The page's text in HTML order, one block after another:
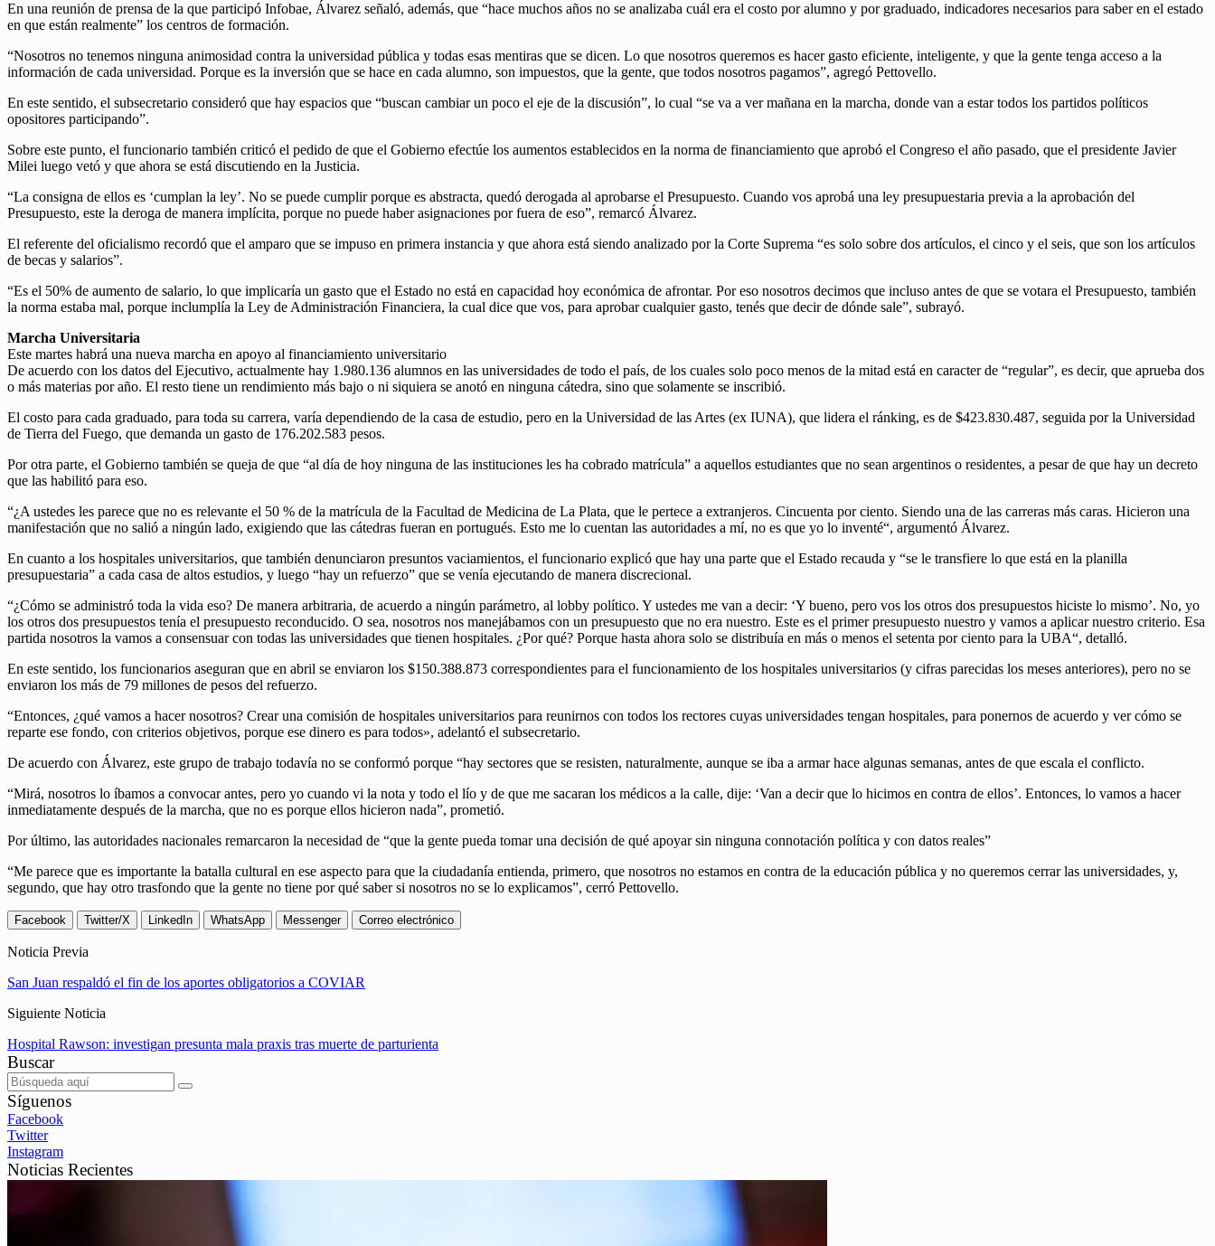
En una reunión de prensa de la que participó Infobae, Álvarez señaló, además, que “hace muchos años no se analizaba cuál era el costo por alumno y por graduado, indicadores necesarios para saber en el estado
en que están realmente” los centros de formación.
“Nosotros no tenemos ninguna animosidad contra la universidad pública y todas esas mentiras que se dicen. Lo que nosotros queremos es hacer gasto eficiente, inteligente, y que la gente tenga acceso a la
información de cada universidad. Porque es la inversión que se hace en cada alumno, son impuestos, que la gente, que todos nosotros pagamos”, agregó Pettovello.
En este sentido, el subsecretario consideró que hay espacios que “buscan cambiar un poco el eje de la discusión”, lo cual “se va a ver mañana en la marcha, donde van a estar todos los partidos políticos
opositores participando”.
Sobre este punto, el funcionario también criticó el pedido de que el Gobierno efectúe los aumentos establecidos en la norma de financiamiento que aprobó el Congreso el año pasado, que el presidente Javier
Milei luego vetó y que ahora se está discutiendo en la Justicia.
“La consigna de ellos es ‘cumplan la ley’. No se puede cumplir porque es abstracta, quedó derogada al aprobarse el Presupuesto. Cuando vos aprobá una ley presupuestaria previa a la aprobación del
Presupuesto, este la deroga de manera implícita, porque no puede haber asignaciones por fuera de eso”, remarcó Álvarez.
El referente del oficialismo recordó que el amparo que se impuso en primera instancia y que ahora está siendo analizado por la Corte Suprema “es solo sobre dos artículos, el cinco y el seis, que son los artículos
de becas y salarios”.
“Es el 50% de aumento de salario, lo que implicaría un gasto que el Estado no está en capacidad hoy económica de afrontar. Por eso nosotros decimos que incluso antes de que se votara el Presupuesto, también
la norma estaba mal, porque inclumplía la Ley de Administración Financiera, la cual dice que vos, para aprobar cualquier gasto, tenés que decir de dónde sale”, subrayó.
Marcha Universitaria
Este martes habrá una nueva marcha en apoyo al financiamiento universitario
De acuerdo con los datos del Ejecutivo, actualmente hay 1.980.136 alumnos en las universidades de todo el país, de los cuales solo poco menos de la mitad está en caracter de “regular”, es decir, que aprueba dos
o más materias por año. El resto tiene un rendimiento más bajo o ni siquiera se anotó en ninguna cátedra, sino que solamente se inscribió.
El costo para cada graduado, para toda su carrera, varía dependiendo de la casa de estudio, pero en la Universidad de las Artes (ex IUNA), que lidera el ránking, es de $423.830.487, seguida por la Universidad
de Tierra del Fuego, que demanda un gasto de 176.202.583 pesos.
Por otra parte, el Gobierno también se queja de que “al día de hoy ninguna de las instituciones les ha cobrado matrícula” a aquellos estudiantes que no sean argentinos o residentes, a pesar de que hay un decreto
que las habilitó para eso.
“¿A ustedes les parece que no es relevante el 50 % de la matrícula de la Facultad de Medicina de La Plata, que le pertece a extranjeros. Cincuenta por ciento. Siendo una de las carreras más caras. Hicieron una
manifestación que no salió a ningún lado, exigiendo que las cátedras fueran en portugués. Esto me lo cuentan las autoridades a mí, no es que yo lo inventé“, argumentó Álvarez.
En cuanto a los hospitales universitarios, que también denunciaron presuntos vaciamientos, el funcionario explicó que hay una parte que el Estado recauda y “se le transfiere lo que está en la planilla
presupuestaria” a cada casa de altos estudios, y luego “hay un refuerzo” que se venía ejecutando de manera discrecional.
“¿Cómo se administró toda la vida eso? De manera arbitraria, de acuerdo a ningún parámetro, al lobby político. Y ustedes me van a decir: ‘Y bueno, pero vos los otros dos presupuestos hiciste lo mismo’. No, yo
los otros dos presupuestos tenía el presupuesto reconducido. O sea, nosotros nos manejábamos con un presupuesto que no era nuestro. Este es el primer presupuesto nuestro y vamos a aplicar nuestro criterio. Esa
partida nosotros la vamos a consensuar con todas las universidades que tienen hospitales. ¿Por qué? Porque hasta ahora solo se distribuía en más o menos el setenta por ciento para la UBA“, detalló.
En este sentido, los funcionarios aseguran que en abril se enviaron los $150.388.873 correspondientes para el funcionamiento de los hospitales universitarios (y cifras parecidas los meses anteriores), pero no se
enviaron los más de 79 millones de pesos del refuerzo.
“Entonces, ¿qué vamos a hacer nosotros? Crear una comisión de hospitales universitarios para reunirnos con todos los rectores cuyas universidades tengan hospitales, para ponernos de acuerdo y ver cómo se
reparte ese fondo, con criterios objetivos, porque ese dinero es para todos», adelantó el subsecretario.
De acuerdo con Álvarez, este grupo de trabajo todavía no se conformó porque “hay sectores que se resisten, naturalmente, aunque se iba a armar hace algunas semanas, antes de que escala el conflicto.
“Mirá, nosotros lo íbamos a convocar antes, pero yo cuando vi la nota y todo el lío y de que me sacaran los médicos a la calle, dije: ‘Van a decir que lo hicimos en contra de ellos’. Entonces, lo vamos a hacer
inmediatamente después de la marcha, que no es porque ellos hicieron nada”, prometió.
Por último, las autoridades nacionales remarcaron la necesidad de “que la gente pueda tomar una decisión de qué apoyar sin ninguna connotación política y con datos reales”
“Me parece que es importante la batalla cultural en ese aspecto para que la ciudadanía entienda, primero, que nosotros no estamos en contra de la educación pública y no queremos cerrar las universidades, y,
segundo, que hay otro trasfondo que la gente no tiene por qué saber si nosotros no se lo explicamos”, cerró Pettovello.
Facebook Twitter/X LinkedIn WhatsApp Messenger Correo electrónico
Noticia Previa
San Juan respaldó el fin de los aportes obligatorios a COVIAR
Siguiente Noticia
Hospital Rawson: investigan presunta mala praxis tras muerte de parturienta
Buscar
Síguenos
Facebook
Twitter
Instagram
Noticias Recientes